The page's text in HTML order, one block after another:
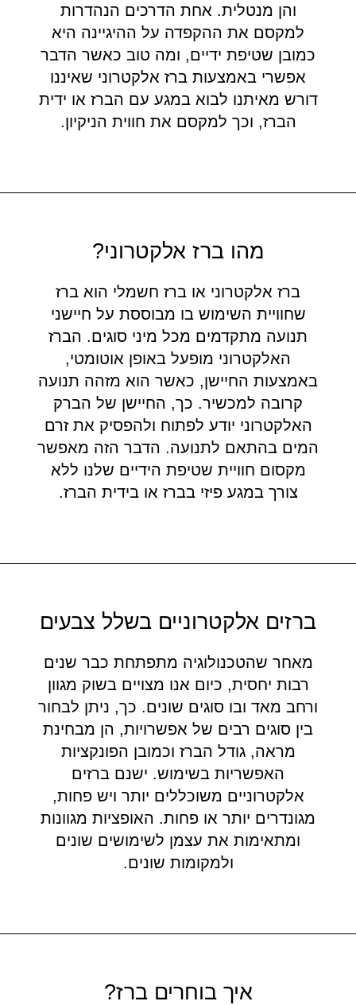
והן מנטלית. אחת הדרכים הנהדרות
למקסם את ההקפדה על ההיגיינה היא
כמובן שטיפת ידיים, ומה טוב כאשר הדבר
אפשרי באמצעות ברז אלקטרוני שאיננו
דורש מאיתנו לבוא במגע עם הברז או ידית
הברז, וכך למקסם את חווית הניקיון.
מהו ברז אלקטרוני?
ברז אלקטרוני או ברז חשמלי הוא ברז
שחוויית השימוש בו מבוססת על חיישני
תנועה מתקדמים מכל מיני סוגים. הברז
האלקטרוני מופעל באופן אוטומטי,
באמצעות החיישן, כאשר הוא מזהה תנועה
קרובה למכשיר. כך, החיישן של הברק
האלקטרוני יודע לפתוח ולהפסיק את זרם
המים בהתאם לתנועה. הדבר הזה מאפשר
מקסום חוויית שטיפת הידיים שלנו ללא
צורך במגע פיזי בברז או בידית הברז.
ברזים אלקטרוניים בשלל צבעים
מאחר שהטכנולוגיה מתפתחת כבר שנים
רבות יחסית, כיום אנו מצויים בשוק מגוון
ורחב מאד ובו סוגים שונים. כך, ניתן לבחור
בין סוגים רבים של אפשרויות, הן מבחינת
מראה, גודל הברז וכמובן הפונקציות
האפשריות בשימוש. ישנם ברזים
אלקטרוניים משוכללים יותר ויש פחות,
מגונדרים יותר או פחות. האופציות מגוונות
ומתאימות את עצמן לשימושים שונים
ולמקומות שונים.
איך בוחרים ברז?